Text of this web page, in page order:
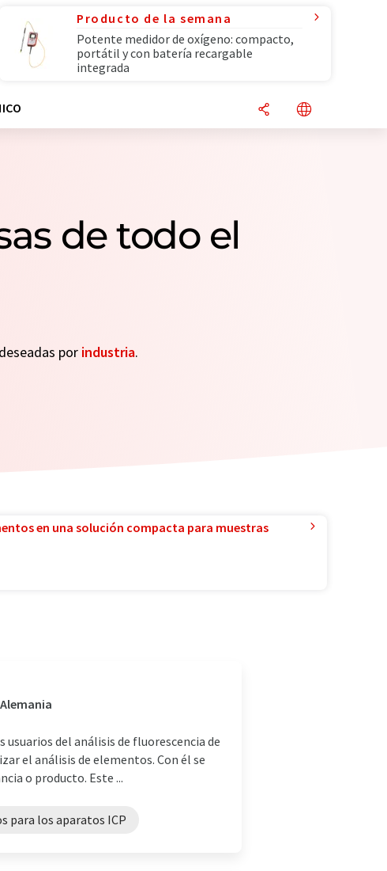
Producto de la semana
Potente medidor de oxígeno: compacto,
portátil y con batería recargable
integrada
de todo el
por industria.
en una solución compacta para muestras
usuarios del análisis de fluorescencia de
el análisis de elementos. Con él se
o producto. Este ...
para los aparatos ICP